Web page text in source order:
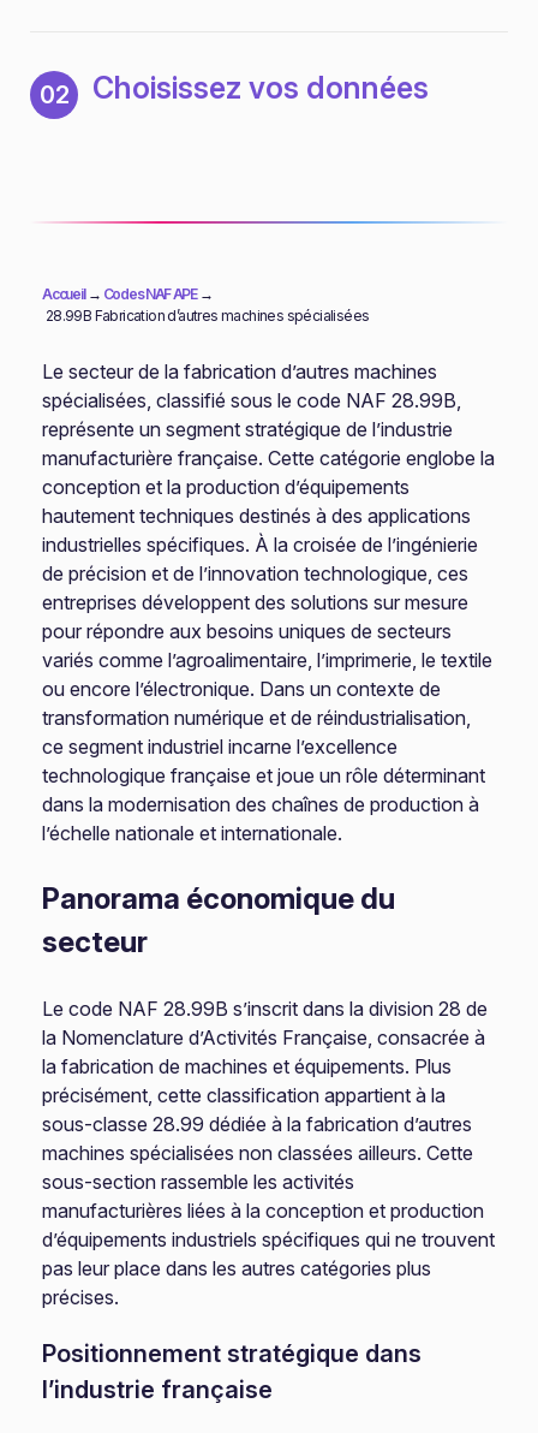
02 Choisissez vos données
Accueil→ Codes NAF APE→
28.99B Fabrication d’autres machines spécialisées
Le secteur de la fabrication d’autres machines
spécialisées, classifié sous le code NAF 28.99B,
représente un segment stratégique de l’industrie
manufacturière française. Cette catégorie englobe la
conception et la production d’équipements
hautement techniques destinés à des applications
industrielles spécifiques. À la croisée de l’ingénierie
de précision et de l’innovation technologique, ces
entreprises développent des solutions sur mesure
pour répondre aux besoins uniques de secteurs
variés comme l’agroalimentaire, l’imprimerie, le textile
ou encore l’électronique. Dans un contexte de
transformation numérique et de réindustrialisation,
ce segment industriel incarne l’excellence
technologique française et joue un rôle déterminant
dans la modernisation des chaînes de production à
l’échelle nationale et internationale.
Panorama économique du
secteur
Le code NAF 28.99B s’inscrit dans la division 28 de
la Nomenclature d’Activités Française, consacrée à
la fabrication de machines et équipements. Plus
précisément, cette classification appartient à la
sous-classe 28.99 dédiée à la fabrication d’autres
machines spécialisées non classées ailleurs. Cette
sous-section rassemble les activités
manufacturières liées à la conception et production
d’équipements industriels spécifiques qui ne trouvent
pas leur place dans les autres catégories plus
précises.
Positionnement stratégique dans
l’industrie française